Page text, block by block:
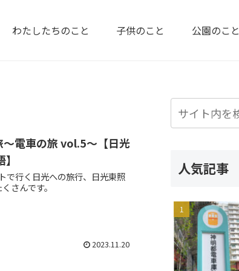
わたしたちのこと 子供のこと 公園のこと
～電車の旅 vol.5～【日光
で行く日光への旅行、日光東照
さんです。
2023.11.20
人気記事